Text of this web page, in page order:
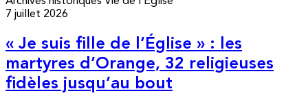
7 juillet 2026
« Je suis fille de l’Église » : les
martyres d’Orange, 32 religieuses
fidèles jusqu’au bout